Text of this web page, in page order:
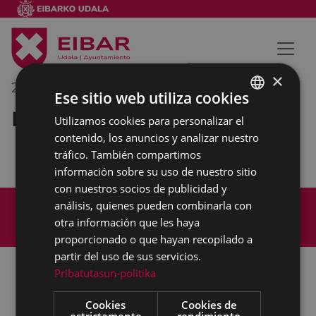
22/12/2020
Reunión externa
Aviso legal
Política de cookies
Accesibilidad
BASQUE
SPANISH
×
Ese sitio web utiliza cookies
Utilizamos cookies para personalizar el
contenido, los anuncios y analizar nuestro
tráfico. También compartimos
información sobre su uso de nuestro sitio
con nuestros socios de publicidad y
análisis, quienes pueden combinarla con
otra información que les haya
proporcionado o que hayan recopilado a
partir del uso de sus servicios.
Pribatutasun-politika
Cookies
Cookies de